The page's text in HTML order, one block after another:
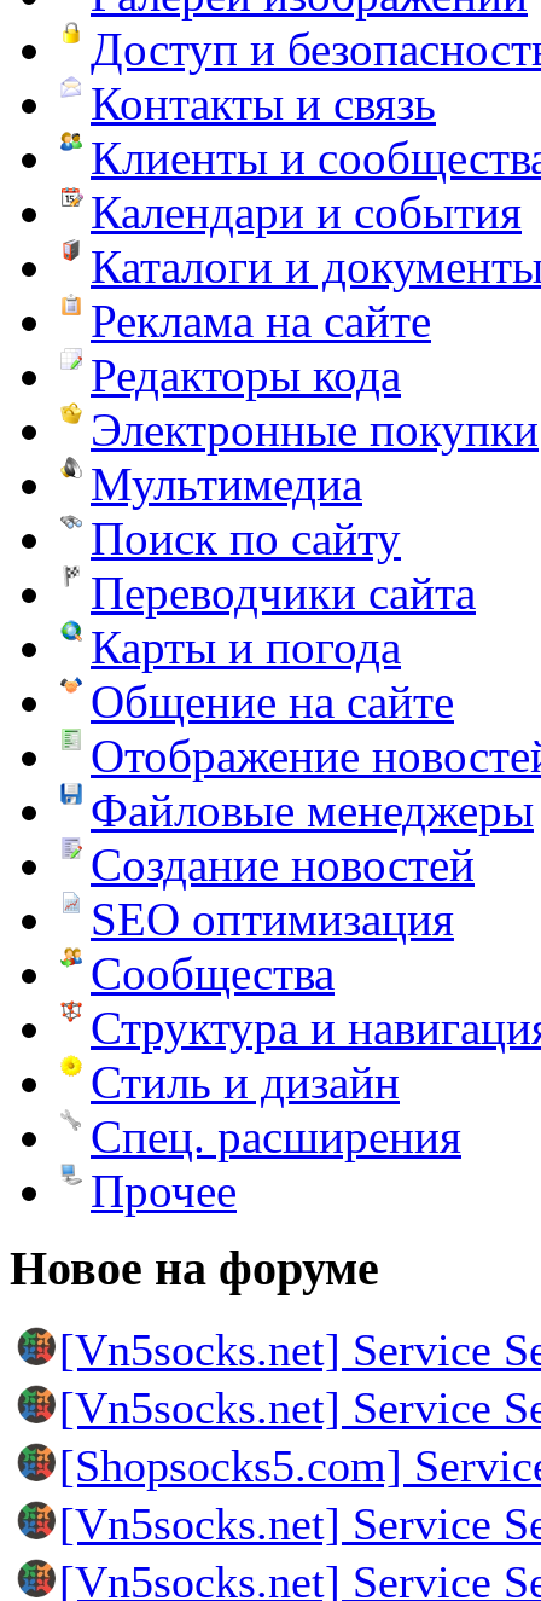
Доступ и
Контакты и связь
Клиенты и
Календари и события
Каталоги и
Реклама на сайте
Редакторы кода
Электронные покупки
Мультимедиа
Поиск по сайту
Переводчики сайта
Карты и погода
Общение на сайте
Отображение
Файловые менеджеры
Создание новостей
SEO оптимизация
Сообщества
Структура и
Стиль и дизайн
Спец. расширения
Прочее
Новое на форуме
[Vn5socks.net] Service
[Vn5socks.net] Service
[Shopsocks5.com]
[Vn5socks.net] Service
[Vn5socks.net] Service